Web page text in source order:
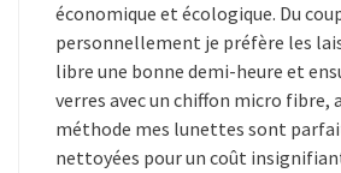
économique et écologique. Du
personnellement je préfère les
libre une bonne demi-heure et
verres avec un chiffon micro fibre,
méthode mes lunettes sont
nettoyées pour un coût